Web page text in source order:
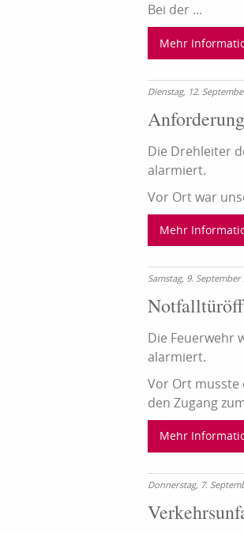
Bei der ...
Mehr
Dienstag, 12.
Die Drehleiter
alarmiert.
Vor Ort war
Mehr
Samstag, 9. September
Die Feuerwehr
alarmiert.
Vor Ort musste
den Zugang
Mehr
Donnerstag, 7.